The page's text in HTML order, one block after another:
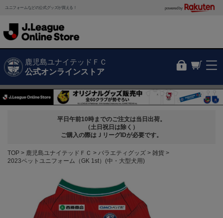
ユニフォームなどの公式グッズが買える！ powered by
鹿児島ユナイテッドＦＣ
公式オンラインストア
平日午前10時までのご注文は当日出荷。
（土日祝日は除く）
ご購入の際はＪリーグIDが必要です。
TOP 鹿児島ユナイテッドＦＣ バラエティグッズ
雑貨
2023ペットユニフォーム（GK 1st）(中・大型犬用)